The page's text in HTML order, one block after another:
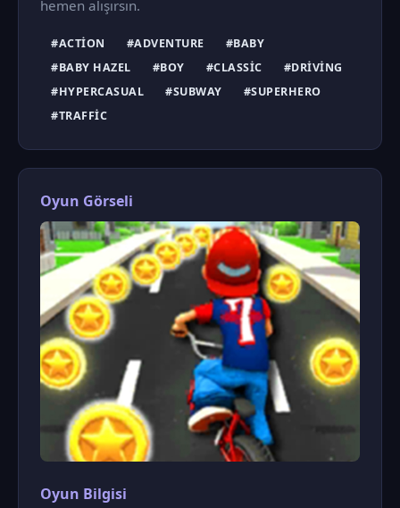
hemen alışırsın.
#ACTION #ADVENTURE
#BABY
#BABY HAZEL
#BOY #CLASSIC
#DRIVING
#HYPERCASUAL
#SUBWAY
#SUPERHERO
#TRAFFIC
Oyun Görseli
Oyun Bilgisi